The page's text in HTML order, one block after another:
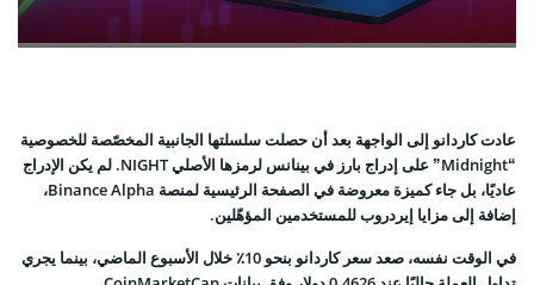
عادت كاردانو إلى الواجهة بعد أن حصلت سلسلتها الجانبية المخصّصة للخصوصية
“Midnight” على إدراج بارز في بينانس لرمزها الأصلي NIGHT. لم يكن الإدراج
عاديًا، بل جاء كميزة معروضة في الصفحة الرئيسية لمنصة Binance Alpha،
إضافة إلى مزايا إيردروب للمستخدمين المؤهّلين.
في الوقت نفسه، صعد سعر كاردانو بنحو 10٪ خلال الأسبوع الماضي، بينما يجري